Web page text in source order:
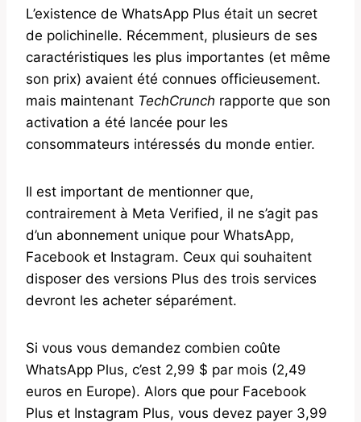
L’existence de WhatsApp Plus était un secret
de polichinelle. Récemment, plusieurs de ses
caractéristiques les plus importantes (et même
son prix) avaient été connues officieusement.
mais maintenant TechCrunch rapporte que son
activation a été lancée pour les
consommateurs intéressés du monde entier.
Il est important de mentionner que,
contrairement à Meta Verified, il ne s’agit pas
d’un abonnement unique pour WhatsApp,
Facebook et Instagram. Ceux qui souhaitent
disposer des versions Plus des trois services
devront les acheter séparément.
Si vous vous demandez combien coûte
WhatsApp Plus, c’est 2,99 $ par mois (2,49
euros en Europe). Alors que pour Facebook
Plus et Instagram Plus, vous devez payer 3,99